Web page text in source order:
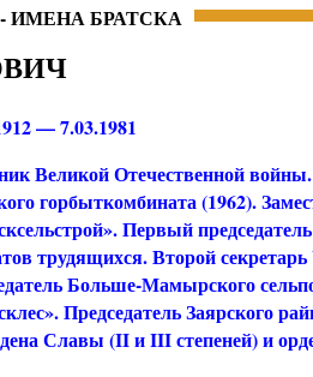
БРАТСКА
— 7.03.1981
Великой Отечественной
горбыткомбината (1962).
Первый
трудящихся. Второй
Больше-Мамырского
Председатель Заярского
Славы (II и III степеней) и